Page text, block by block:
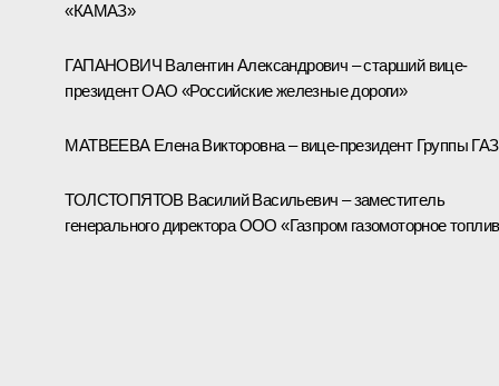
«КАМАЗ»
ГАПАНОВИЧ Валентин Александрович – старший вице-
президент ОАО «Российские железные дороги»
МАТВЕЕВА Елена Викторовна – вице-президент Группы ГАЗ
ТОЛСТОПЯТОВ Василий Васильевич – заместитель
генерального директора ООО «Газпром газомоторное